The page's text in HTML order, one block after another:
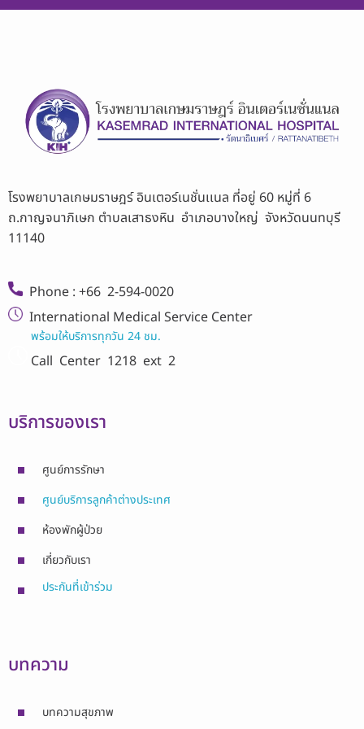
โรงพยาบาลเกษมราษฎร์ อินเตอร์เนชั่นเเนล ที่อยู่ 60 หมู่ที่ 6
ถ.กาญจนาภิเษก ตำบลเสาธงหิน อำเภอบางใหญ่ จังหวัดนนทบุรี
11140
Phone : +66 2-594-0020
International Medical Service Center
พร้อมให้บริการทุกวัน 24 ชม.
Call Center 1218 ext 2
บริการของเรา
ศูนย์การรักษา
ศูนย์บริการลูกค้าต่างประเทศ
ห้องพักผู้ป่วย
เกี่ยวกับเรา
ประกันที่เข้าร่วม
บทความ
บทความสุขภาพ